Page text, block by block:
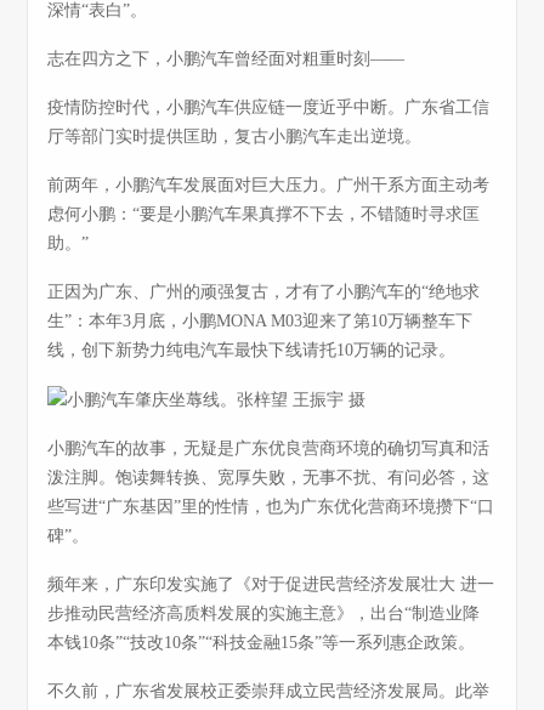
深情“表白”。
志在四方之下，小鹏汽车曾经面对粗重时刻——
疫情防控时代，小鹏汽车供应链一度近乎中断。广东省工信
厅等部门实时提供匡助，复古小鹏汽车走出逆境。
前两年，小鹏汽车发展面对巨大压力。广州干系方面主动考
虑何小鹏：“要是小鹏汽车果真撑不下去，不错随时寻求匡
助。”
正因为广东、广州的顽强复古，才有了小鹏汽车的“绝地求
生”：本年3月底，小鹏MONA M03迎来了第10万辆整车下
线，创下新势力纯电汽车最快下线请托10万辆的记录。
小鹏汽车的故事，无疑是广东优良营商环境的确切写真和活
泼注脚。饱读舞转换、宽厚失败，无事不扰、有问必答，这
些写进“广东基因”里的性情，也为广东优化营商环境攒下“口
碑”。
频年来，广东印发实施了《对于促进民营经济发展壮大 进一
步推动民营经济高质料发展的实施主意》，出台“制造业降
本钱10条”“技改10条”“科技金融15条”等一系列惠企政策。
不久前，广东省发展校正委崇拜成立民营经济发展局。此举